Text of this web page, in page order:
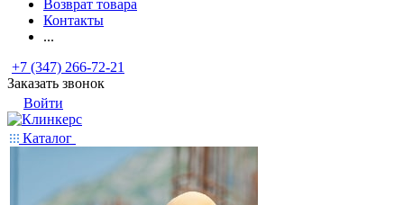
Возврат товара
Контакты
...
+7 (347) 266-72-21
Заказать звонок
Войти
Каталог